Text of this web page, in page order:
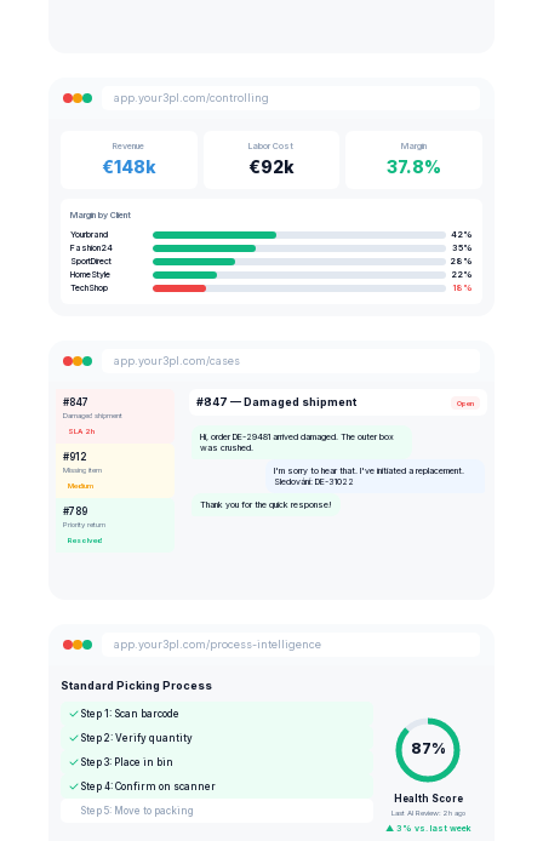
app.your3pl.com/controlling
Revenue
€148k
Labor Cost
€92k
Margin
37.8%
Margin by Client
Yourbrand
42%
Fashion24
35%
SportDirect
28%
HomeStyle
22%
TechShop
18%
app.your3pl.com/cases
#847
Damaged shipment
SLA 2h
#912
Missing item
Medium
#789
Priority return
Resolved
#847 — Damaged shipment Open
Hi, order DE-29481 arrived damaged. The outer box
was crushed.
I'm sorry to hear that. I've initiated a replacement.
Sledování: DE-31022
Thank you for the quick response!
app.your3pl.com/process-intelligence
Standard Picking Process
Step 1: Scan barcode
Step 2: Verify quantity
Step 3: Place in bin
Step 4: Confirm on scanner
Step 5: Move to packing
87%
Health Score
Last AI Review: 2h ago
▲ 3% vs. last week